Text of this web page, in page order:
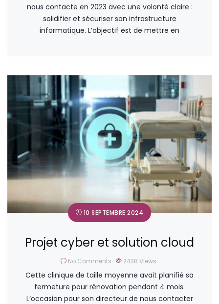
nous contacte en 2023 avec une volonté claire :
solidifier et sécuriser son infrastructure
informatique. L’objectif est de mettre en
10 SEPTEMBRE 2024
Projet cyber et solution cloud
No Comments 2438 Views
Cette clinique de taille moyenne avait planifié sa
fermeture pour rénovation pendant 4 mois.
L’occasion pour son directeur de nous contacter